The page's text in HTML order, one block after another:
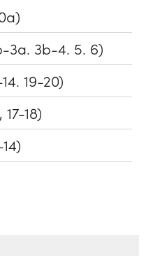
3a. 3b-4. 5. 6)
19-20)
18)